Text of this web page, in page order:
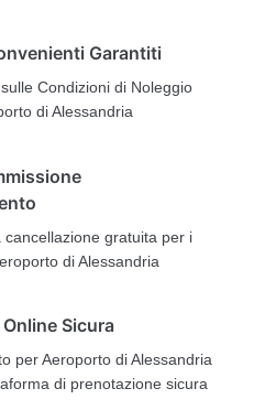
Garantiti
Condizioni di Noleggio
di Alessandria
cancellazione gratuita per i
di Alessandria
Sicura
per Aeroporto di Alessandria
di prenotazione sicura